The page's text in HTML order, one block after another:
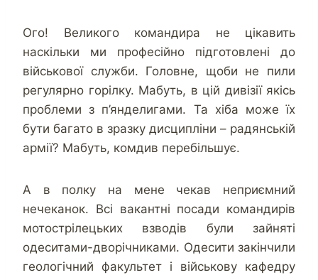
Ого! Великого командира не цікавить
наскільки ми професійно підготовлені до
військової служби. Головне, щоби не пили
регулярно горілку. Мабуть, в цій дивізії якісь
проблеми з п’янделигами. Та хіба може їх
бути багато в зразку дисципліни – радянській
армії? Мабуть, комдив перебільшує.
А в полку на мене чекав неприємний
нечеканок. Всі вакантні посади командирів
мотострілецьких взводів були зайняті
одеситами-дворічниками. Одесити закінчили
геологічний факультет і військову кафедру